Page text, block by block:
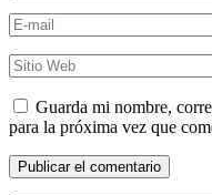
Guarda mi nombre,
para la próxima vez que